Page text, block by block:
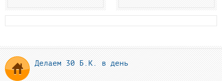
Делаем 30 Б.К. в день